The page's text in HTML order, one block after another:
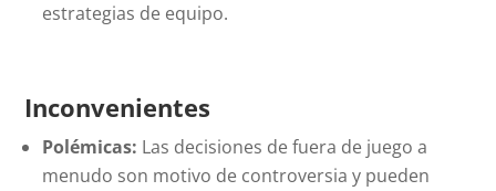
estrategias de equipo.
Inconvenientes
Polémicas: Las decisiones de fuera de juego a
menudo son motivo de controversia y pueden